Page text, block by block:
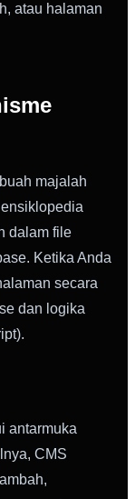
atau halaman
majalah
dalam file
Ketika Anda
secara
dan logika
antarmuka
CMS